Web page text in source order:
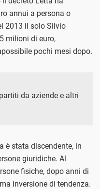
annui a persona o
2013 il solo Silvio
milioni di euro,
pochi mesi dopo.
da aziende e altri
è stata discendente, in
giuridiche. Al
fisiche, dopo anni di
inversione di tendenza.